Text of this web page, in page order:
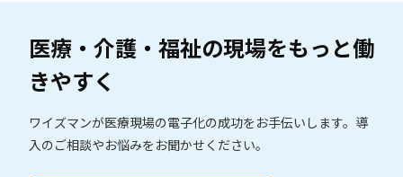
医療・介護・福祉の現場をもっと働
きやすく
ワイズマンが医療現場の電子化の成功をお手伝いします。 導
入のご相談やお悩みをお聞かせください。